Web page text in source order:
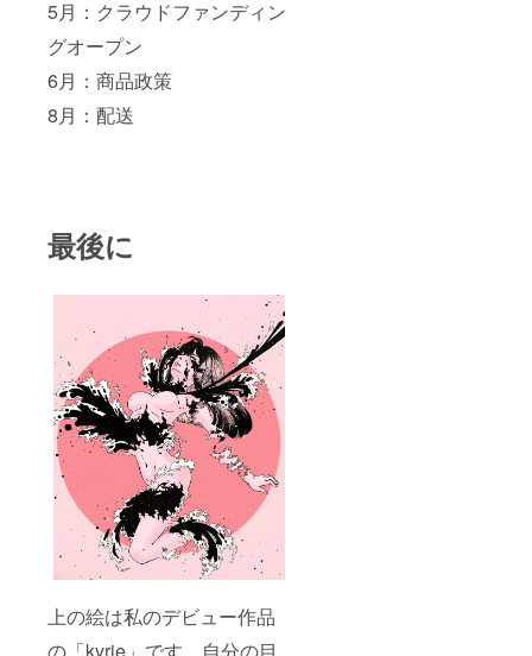
5月：クラウドファンディン
グオープン
6月：商品政策
8月：配送
最後に
上の絵は私のデビュー作品
の「kyrie」です。自分の目